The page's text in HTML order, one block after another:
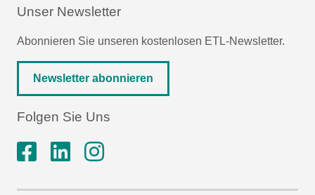
Unser Newsletter
Abonnieren Sie unseren kostenlosen ETL-Newsletter.
Newsletter abonnieren
Folgen Sie Uns